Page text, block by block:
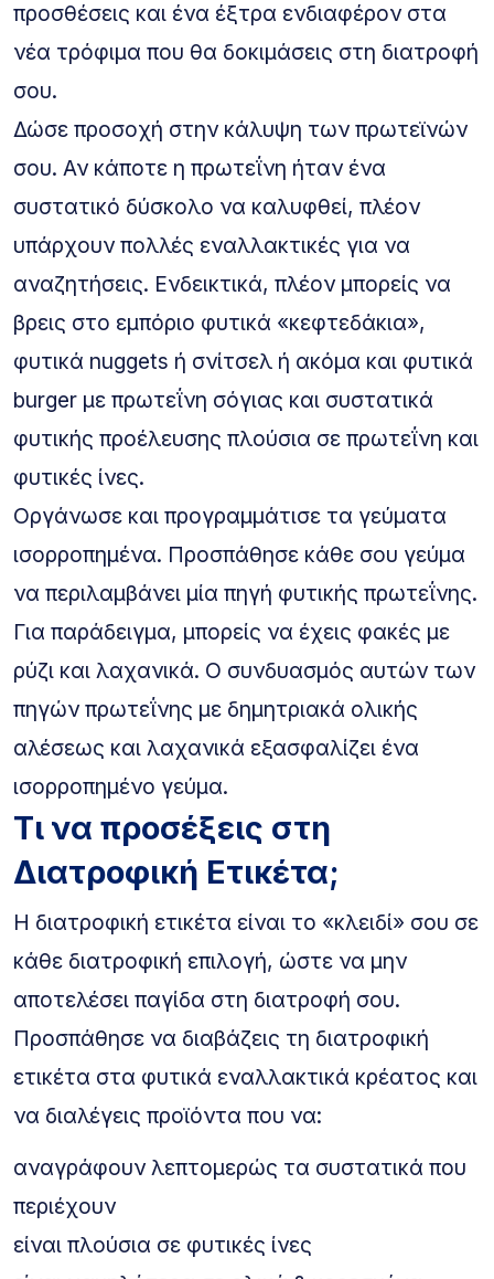
προσθέσεις και ένα έξτρα ενδιαφέρον στα
νέα τρόφιμα που θα δοκιμάσεις στη διατροφή
σου.
Δώσε προσοχή στην κάλυψη των πρωτεϊνών
σου. Αν κάποτε η πρωτεΐνη ήταν ένα
συστατικό δύσκολο να καλυφθεί, πλέον
υπάρχουν πολλές εναλλακτικές για να
αναζητήσεις. Ενδεικτικά, πλέον μπορείς να
βρεις στο εμπόριο φυτικά «κεφτεδάκια»,
φυτικά nuggets ή σνίτσελ ή ακόμα και φυτικά
burger με πρωτεΐνη σόγιας και συστατικά
φυτικής προέλευσης πλούσια σε πρωτεΐνη και
φυτικές ίνες.
Οργάνωσε και προγραμμάτισε τα γεύματα
ισορροπημένα. Προσπάθησε κάθε σου γεύμα
να περιλαμβάνει μία πηγή φυτικής πρωτεΐνης.
Για παράδειγμα, μπορείς να έχεις φακές με
ρύζι και λαχανικά. Ο συνδυασμός αυτών των
πηγών πρωτεΐνης με δημητριακά ολικής
αλέσεως και λαχανικά εξασφαλίζει ένα
ισορροπημένο γεύμα.
Τι να προσέξεις στη
Διατροφική Ετικέτα;
Η διατροφική ετικέτα είναι το «κλειδί» σου σε
κάθε διατροφική επιλογή, ώστε να μην
αποτελέσει παγίδα στη διατροφή σου.
Προσπάθησε να διαβάζεις τη διατροφική
ετικέτα στα φυτικά εναλλακτικά κρέατος και
να διαλέγεις προϊόντα που να:
αναγράφουν λεπτομερώς τα συστατικά που
περιέχουν
είναι πλούσια σε φυτικές ίνες